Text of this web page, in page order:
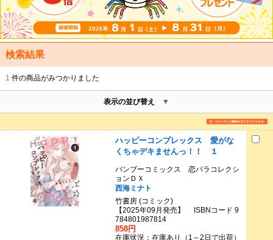
検索結果
1 件の商品がみつかりました
表示の並び替え
ハッピーコンプレックス 愛がな
くちゃデキませんっ！！ １
バンブーコミックス 恋パラコレクシ
ョンＤＸ
西海ミナト
竹書房 (コミック)
【2025年09月発売】 ISBNコード 9
784801987814
858円
在庫状況：在庫あり（1～2日で出荷）